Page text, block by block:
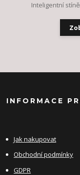
Inteligentní
INFORMACE
Jak nakupovat
Obchodní podmínky
GDPR